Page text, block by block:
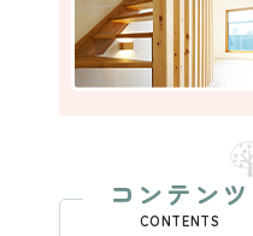
コンテンツ
CONTENTS